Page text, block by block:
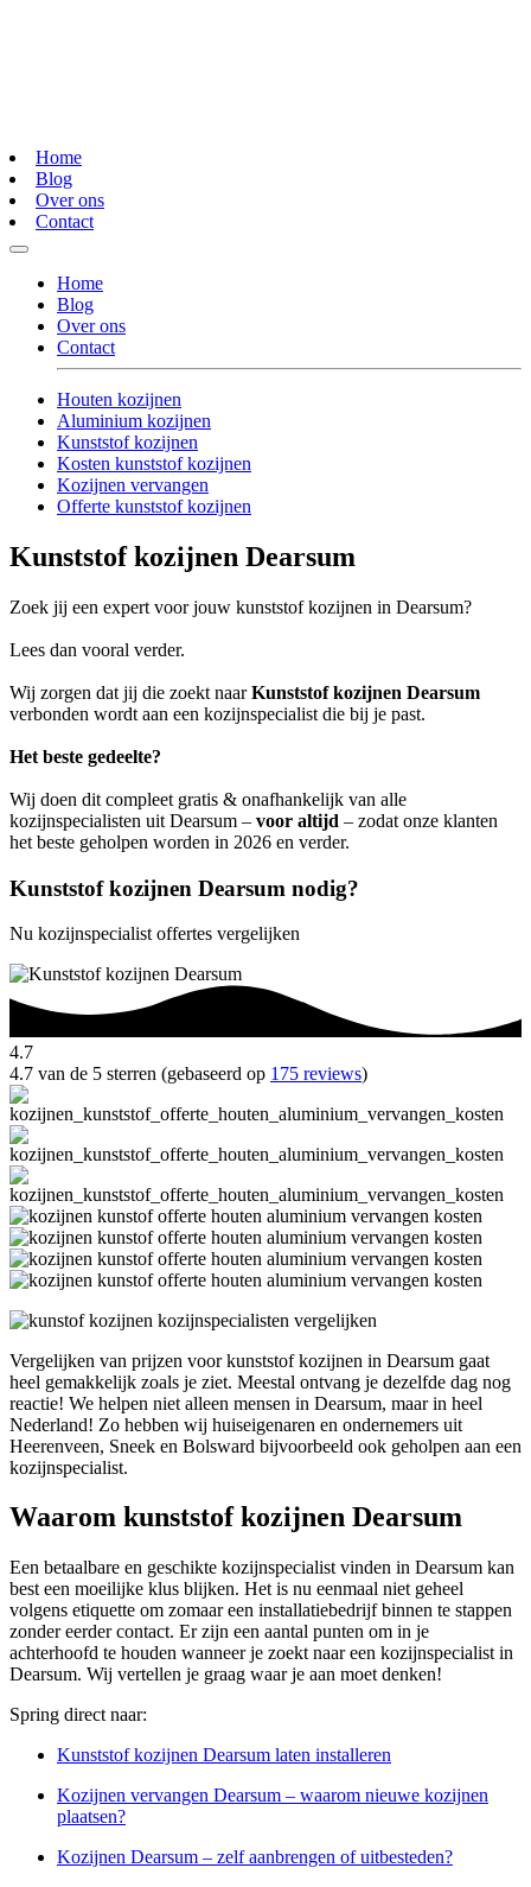
Home
Blog
Over ons
Contact
Home
Blog
Over ons
Contact
Houten kozijnen
Aluminium kozijnen
Kunststof kozijnen
Kosten kunststof kozijnen
Kozijnen vervangen
Offerte kunststof kozijnen
Kunststof kozijnen Dearsum
Zoek jij een expert voor jouw kunststof kozijnen in Dearsum?
Lees dan vooral verder.
Wij zorgen dat jij die zoekt naarKunststof kozijnen Dearsum
verbonden wordt aan een kozijnspecialist die bij je past.
Het beste gedeelte?
Wij doen dit compleet gratis & onafhankelijk van alle
kozijnspecialisten uit Dearsum – voor altijd – zodat onze klanten
het beste geholpen worden in 2026 en verder.
Kunststof kozijnen Dearsum nodig?
Nu kozijnspecialist offertes vergelijken
4.7
4.7 van de 5 sterren (gebaseerd op 175 reviews)
Vergelijken van prijzen voor kunststof kozijnen in Dearsum gaat
heel gemakkelijk zoals je ziet. Meestal ontvang je dezelfde dag nog
reactie! We helpen niet alleen mensen in Dearsum, maar in heel
Nederland! Zo hebben wij huiseigenaren en ondernemers uit
Heerenveen, Sneek en Bolsward bijvoorbeeld ook geholpen aan een
kozijnspecialist.
Waarom kunststof kozijnen Dearsum
Een betaalbare en geschikte kozijnspecialist vinden in Dearsum kan
best een moeilijke klus blijken. Het is nu eenmaal niet geheel
volgens etiquette om zomaar een installatiebedrijf binnen te stappen
zonder eerder contact. Er zijn een aantal punten om in je
achterhoofd te houden wanneer je zoekt naar een kozijnspecialist in
Dearsum. Wij vertellen je graag waar je aan moet denken!
Spring direct naar:
Kunststof kozijnen Dearsum laten installeren
Kozijnen vervangen Dearsum – waarom nieuwe kozijnen
plaatsen?
Kozijnen Dearsum – zelf aanbrengen of uitbesteden?